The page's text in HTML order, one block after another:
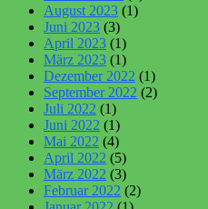
August 2023 (1)
Juni 2023 (3)
April 2023 (1)
März 2023 (1)
Dezember 2022 (1)
September 2022 (2)
Juli 2022 (1)
Juni 2022 (1)
Mai 2022 (4)
April 2022 (5)
März 2022 (3)
Februar 2022 (2)